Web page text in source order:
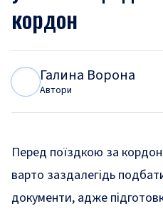
кордон
Галина Ворона
Автори
Перед поїздкою за
варто заздалегідь
документи, адже